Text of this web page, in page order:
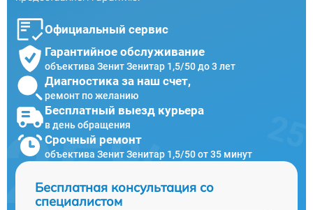
Официальный сервис
Гарантийное обслуживание
объектива Зенит Зенитар 1,5/50 до 3 лет
Диагностика за наш счет,
ремонт по желанию
Бесплатный выезд курьера
в день обращения
Срочный ремонт
объектива Зенит Зенитар 1,5/50 от 35 минут
Бесплатная консультация со
специалистом